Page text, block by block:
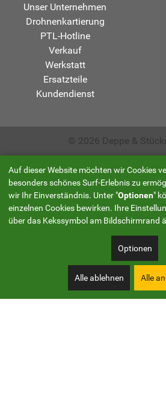
Unser Unternehmen
Drohnenkartierung
PTL-Hotline
Verkauf
Werkstatt
Ersatzteile
Kundendienst
© 2026 Deppe &
Auf dieser Website möchten wir Cookies
besonders schönes Surf-Erlebnis zu
wir Ihr Einverständnis. Unter "Optionen"
einzelnen Cookies bewirken. Ihre
über das Kekssymbol am Bildschirmrand
Optionen
Alle ablehnen Alle